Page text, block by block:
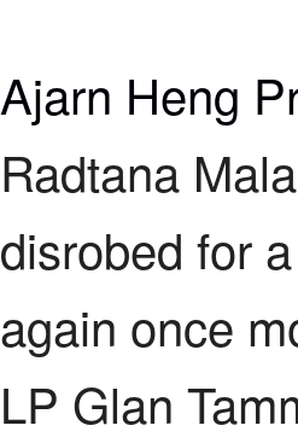
Ajarn Heng
Radtana
disrobed for
again once
LP Glan